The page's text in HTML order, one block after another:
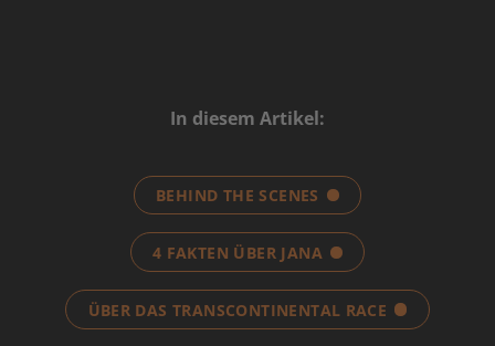
In diesem Artikel:
BEHIND THE SCENES
4 FAKTEN ÜBER JANA
ÜBER DAS TRANSCONTINENTAL RACE